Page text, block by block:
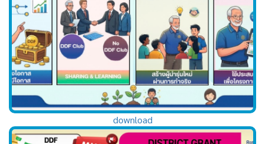
download